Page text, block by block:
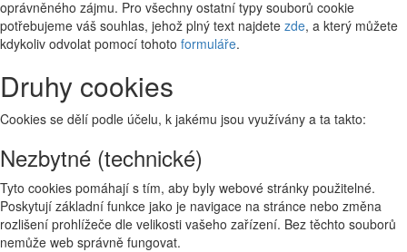
oprávněného zájmu. Pro všechny ostatní typy souborů cookie
potřebujeme váš souhlas, jehož plný text najdete zde, a který můžete
kdykoliv odvolat pomocí tohoto formuláře.
Druhy cookies
Cookies se dělí podle účelu, k jakému jsou využívány a ta takto:
Nezbytné (technické)
Tyto cookies pomáhají s tím, aby byly webové stránky použitelné.
Poskytují základní funkce jako je navigace na stránce nebo změna
rozlišení prohlížeče dle velikosti vašeho zařízení. Bez těchto souborů
nemůže web správně fungovat.